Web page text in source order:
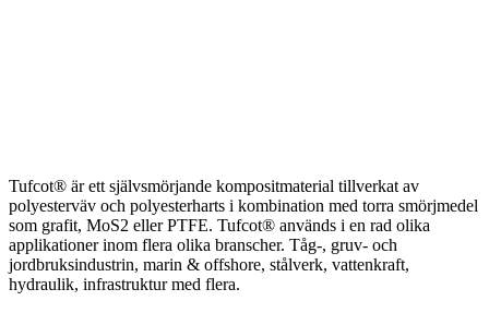
Tufcot® är ett självsmörjande kompositmaterial tillverkat av
polyesterväv och polyesterharts i kombination med torra smörjmedel
som grafit, MoS2 eller PTFE. Tufcot® används i en rad olika
applikationer inom flera olika branscher. Tåg-, gruv- och
jordbruksindustrin, marin & offshore, stålverk, vattenkraft,
hydraulik, infrastruktur med flera.